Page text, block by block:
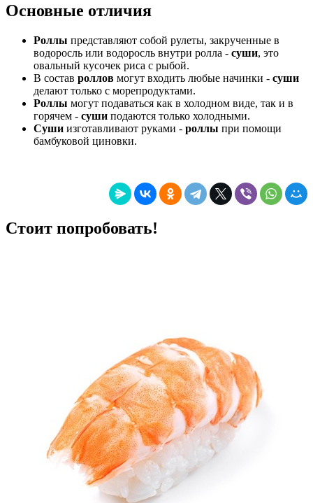
Основные отличия
Роллы представляют собой рулеты, закрученные в
водоросль или водоросль внутри ролла - суши, это
овальный кусочек риса с рыбой.
В состав роллов могут входить любые начинки - суши
делают только с морепродуктами.
Роллы могут подаваться как в холодном виде, так и в
горячем - суши подаются только холодными.
Суши изготавливают руками - роллы при помощи
бамбуковой циновки.
Стоит попробовать!